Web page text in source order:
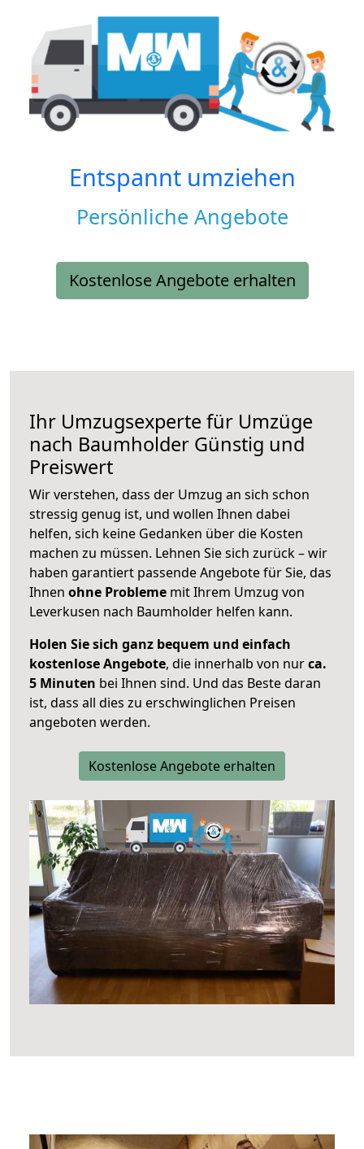
Entspannt umziehen
Persönliche Angebote
Kostenlose Angebote erhalten
Ihr Umzugsexperte für Umzüge
nach Baumholder Günstig und
Preiswert
Wir verstehen, dass der Umzug an sich schon
stressig genug ist, und wollen Ihnen dabei
helfen, sich keine Gedanken über die Kosten
machen zu müssen. Lehnen Sie sich zurück – wir
haben garantiert passende Angebote für Sie, das
Ihnen ohne Probleme mit Ihrem Umzug von
Leverkusen nach Baumholder helfen kann.
Holen Sie sich ganz bequem und einfach
kostenlose Angebote, die innerhalb von nurca.
5 Minuten bei Ihnen sind. Und das Beste daran
ist, dass all dies zu erschwinglichen Preisen
angeboten werden.
Kostenlose Angebote erhalten